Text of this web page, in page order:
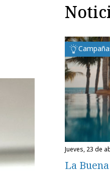
jueves, 23 de
La